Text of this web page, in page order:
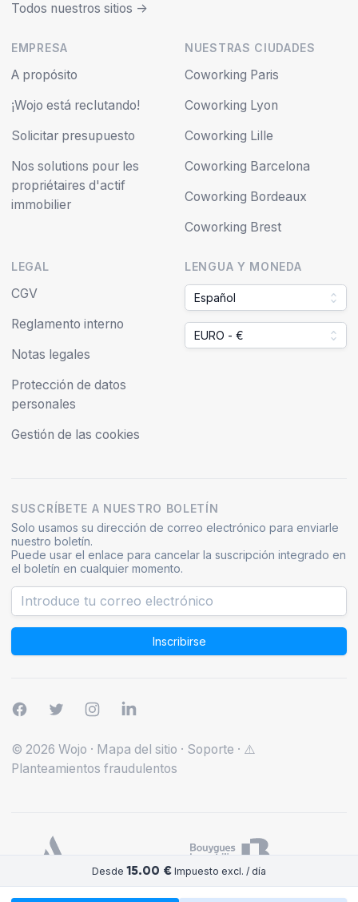
Desde 15.00 € Impuesto excl. / día
Todos nuestros sitios ->
EMPRESA
A propósito
¡Wojo está reclutando!
Solicitar presupuesto
Nos solutions pour les
propriétaires d'actif
immobilier
NUESTRAS CIUDADES
Coworking Paris
Coworking Lyon
Coworking Lille
Coworking Barcelona
Coworking Bordeaux
Coworking Brest
LEGAL
CGV
Reglamento interno
Notas legales
Protección de datos
personales
Gestión de las cookies
LENGUA Y MONEDA
Español
EURO - €
SUSCRÍBETE A NUESTRO BOLETÍN
Solo usamos su dirección de correo electrónico para enviarle
nuestro boletín.
Puede usar el enlace para cancelar la suscripción integrado en
el boletín en cualquier momento.
Inscribirse
© 2026 Wojo · Mapa del sitio · Soporte · ⚠️
Planteamientos fraudulentos